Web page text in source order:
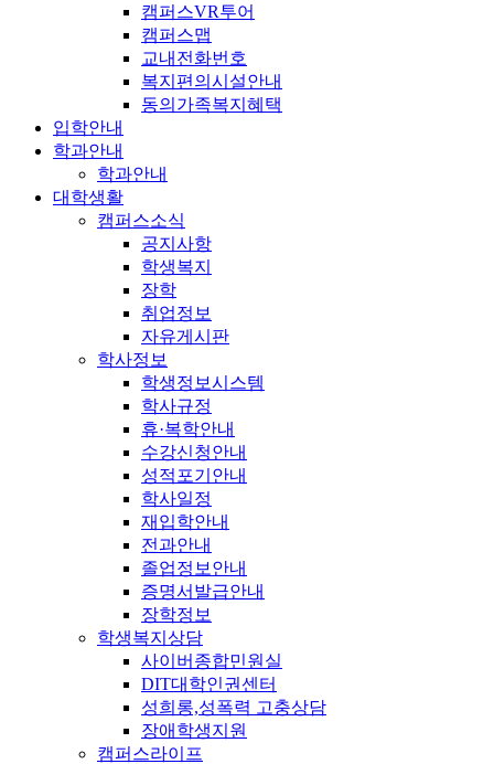
캠퍼스VR투어
캠퍼스맵
교내전화번호
복지편의시설안내
동의가족복지혜택
입학안내
학과안내
학과안내
대학생활
캠퍼스소식
공지사항
학생복지
장학
취업정보
자유게시판
학사정보
학생정보시스템
학사규정
휴·복학안내
수강신청안내
성적포기안내
학사일정
재입학안내
전과안내
졸업정보안내
증명서발급안내
장학정보
학생복지상담
사이버종합민원실
DIT대학인권센터
성희롱,성폭력 고충상담
장애학생지원
캠퍼스라이프